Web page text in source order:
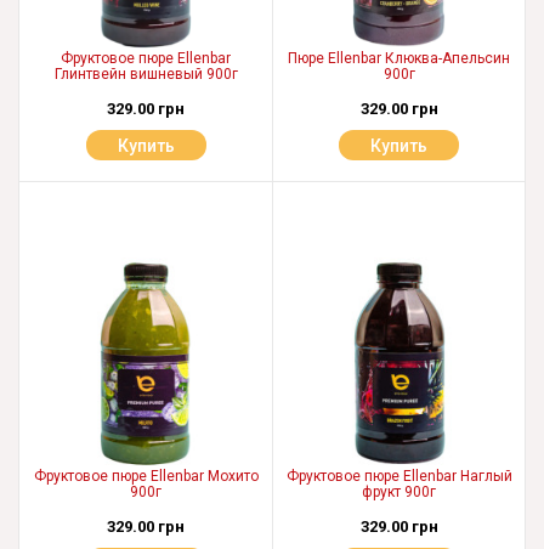
Фруктовое пюре Ellenbar
Глинтвейн вишневый 900г
329.00 грн
Купить
Пюре Ellenbar Клюква-Апельсин
900г
329.00 грн
Купить
Фруктовое пюре Ellenbar Мохито
900г
329.00 грн
Фруктовое пюре Ellenbar Наглый
фрукт 900г
329.00 грн